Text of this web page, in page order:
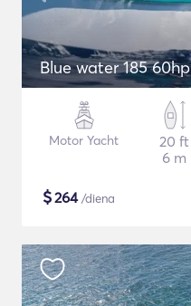
Blue water 185 60hp
Motor Yacht
20 ft
6 m
$264/diena